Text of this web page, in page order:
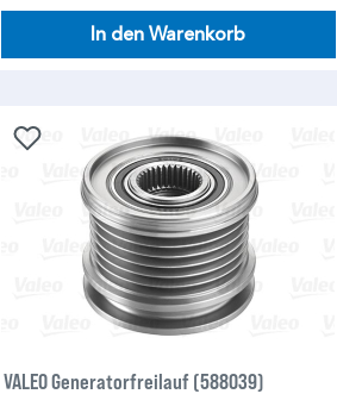
In den Warenkorb
VALEO Generatorfreilauf (588039)